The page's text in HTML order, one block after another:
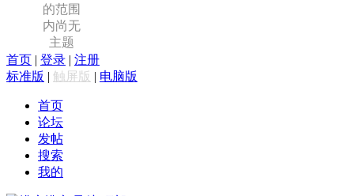
的范围
内尚无
主题
首页 | 登录 | 注册
标准版 | 触屏版 | 电脑版
首页
论坛
发帖
搜索
我的